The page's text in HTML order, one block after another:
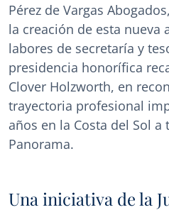
Pérez de Vargas
la creación de esta nueva
labores de secretaría y
presidencia honorífica
Clover Holzworth, en
trayectoria profesional
años en la Costa del Sol a
Panorama.
Una iniciativa de la